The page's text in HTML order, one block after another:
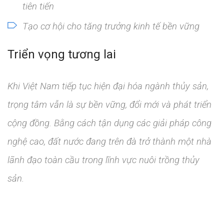
tiên tiến
Tạo cơ hội cho tăng trưởng kinh tế bền vững
Triển vọng tương lai
Khi Việt Nam tiếp tục hiện đại hóa ngành thủy sản,
trọng tâm vẫn là sự bền vững, đổi mới và phát triển
cộng đồng. Bằng cách tận dụng các giải pháp công
nghệ cao, đất nước đang trên đà trở thành một nhà
lãnh đạo toàn cầu trong lĩnh vực nuôi trồng thủy
sản.